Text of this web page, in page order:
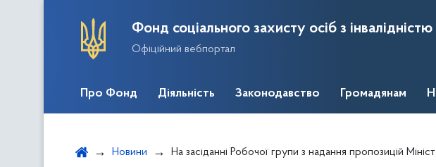
Фонд соціального захисту осіб з інвалідністю
Офіційний вебпортал
Про Фонд Діяльність Законодавство Громадянам
Новини На засіданні Робочої групи з надання пропозицій Міністерству соціальної